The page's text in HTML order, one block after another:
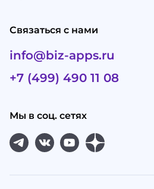
Связаться с нами
info@biz-apps.ru
+7 (499) 490 11 08
Мы в соц. сетях